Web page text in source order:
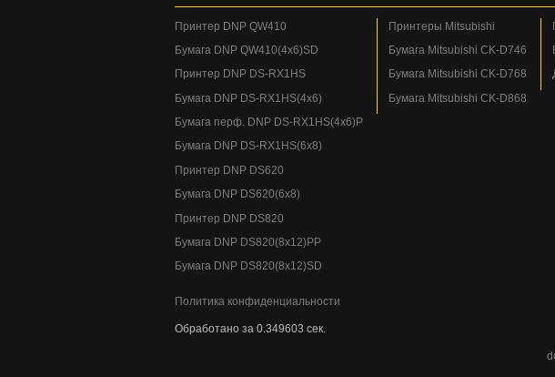
Принтер DNP QW410
Бумага DNP QW410(4x6)SD
Принтер DNP DS-RX1HS
Бумага DNP DS-RX1HS(4x6)
Бумага перф. DNP DS-RX1HS(4x6)P
Бумага DNP DS-RX1HS(6x8)
Принтер DNP DS620
Бумага DNP DS620(6x8)
Принтер DNP DS820
Бумага DNP DS820(8x12)PP
Бумага DNP DS820(8x12)SD
Принтеры Mitsubishi
Бумага Mitsubishi CK-D746
Бумага Mitsubishi CK-D768
Бумага Mitsubishi CK-D868
Политика конфиденциальности
Обработано за 0.349603 сек.